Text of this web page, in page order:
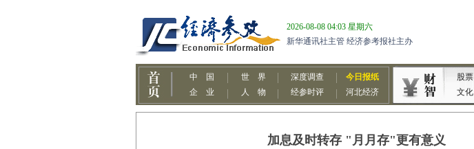
加息及时转存 "月月存"更有意义